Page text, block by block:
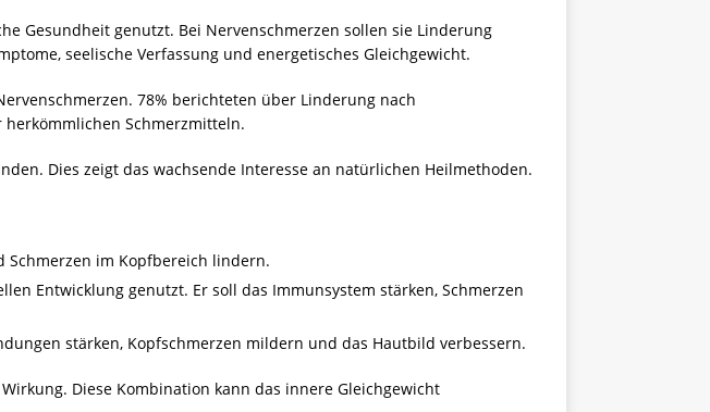
Gesundheit genutzt. Bei Nervenschmerzen sollen sie Linderung
seelische Verfassung und energetisches Gleichgewicht.
78% berichteten über Linderung nach
Schmerzmitteln.
Dies zeigt das wachsende Interesse an natürlichen Heilmethoden.
Schmerzen im Kopfbereich lindern.
Entwicklung genutzt. Er soll das Immunsystem stärken, Schmerzen
stärken, Kopfschmerzen mildern und das Hautbild verbessern.
Diese Kombination kann das innere Gleichgewicht